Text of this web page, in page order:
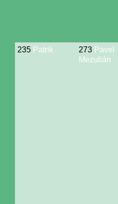
235 Patrik 273 Pavel
Mezulián